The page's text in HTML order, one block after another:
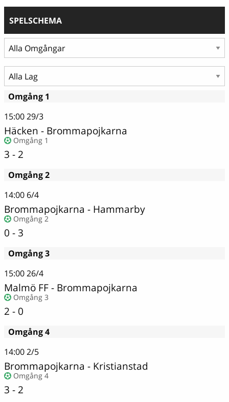
SPELSCHEMA
Omgång 1
15:0029/3
Häcken - Brommapojkarna
Omgång 1
3 - 2
Omgång 2
14:00 6/4
Brommapojkarna - Hammarby
Omgång 2
0 - 3
Omgång 3
15:0026/4
Malmö FF- Brommapojkarna
Omgång 3
2 - 0
Omgång 4
14:002/5
Brommapojkarna - Kristianstad
Omgång 4
3 - 2